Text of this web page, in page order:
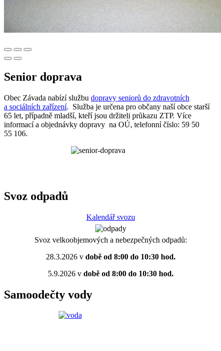
Senior doprava
Obec Závada nabízí službu dopravy seniorů do zdravotních
a sociálních zařízení. Služba je určena pro občany naší obce starší
65 let, případně mladší, kteří jsou držiteli průkazu ZTP. Více
informací a objednávky dopravy na OÚ, telefonní číslo: 59 50
55 106.
Svoz odpadů
Kalendář svozu
Svoz velkoobjemových a nebezpečných odpadů:
28.3.2026 vdobě od 8:00 do 10:30 hod.
5.9.2026 vdobě od 8:00 do 10:30 hod.
Samoodečty vody